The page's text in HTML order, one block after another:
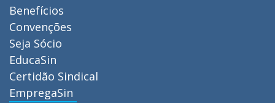
Benefícios
Convenções
Seja Sócio
EducaSin
Certidão Sindical
EmpregaSin